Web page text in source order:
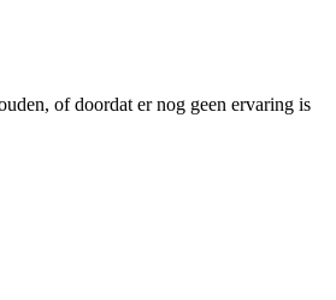
of doordat er nog geen ervaring is